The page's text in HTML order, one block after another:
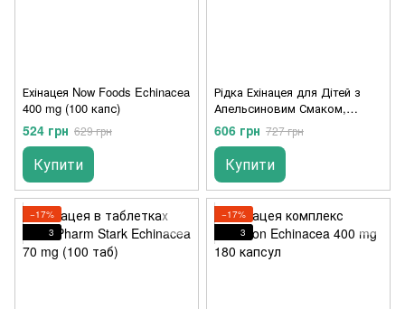
Ехінацея Now Foods Echinacea
400 mg (100 капс)
524 грн 629 грн
Купити
Рідка Ехінацея для Дітей з
Апельсиновим Смаком,
Echinacea, ChildLife, 26.9 мл
606 грн 727 грн
Купити
−17%
3
−17%
3